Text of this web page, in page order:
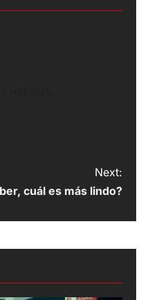
Next:
cuál es más lindo?